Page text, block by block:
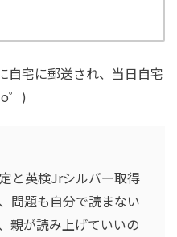
自宅に郵送され、当日自宅
゜)
と英検Jrシルバー取得
問題も自分で読まない
親が読み上げていいの